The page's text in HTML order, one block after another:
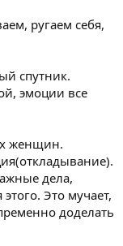
ругаем себя,
спутник.
эмоции все
женщин.
дела,
Это мучает,
доделать